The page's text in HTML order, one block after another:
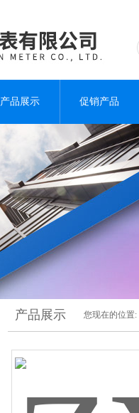
产品展示 促销产品
产品展示 您现在的位置: